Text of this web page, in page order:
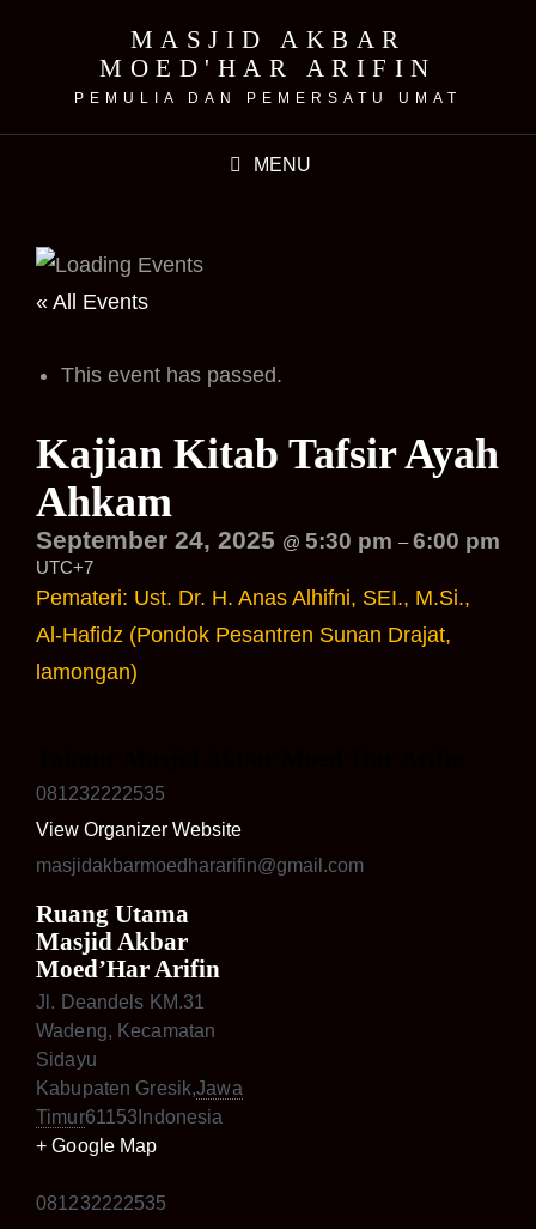
MASJID AKBAR
MOED'HAR ARIFIN
PEMULIA DAN PEMERSATU UMAT
MENU
« All Events
This event has passed.
Kajian Kitab Tafsir Ayah
Ahkam
September 24, 2025 @ 5:30 pm –6:00 pm
UTC+7
Pemateri: Ust. Dr. H. Anas Alhifni, SEI., M.Si.,
Al-Hafidz (Pondok Pesantren Sunan Drajat,
lamongan)
081232222535
View Organizer Website
masjidakbarmoedhararifin@gmail.com
Ruang Utama
Masjid Akbar
Moed’Har Arifin
Jl. Deandels KM.31
Wadeng, Kecamatan
Sidayu
Kabupaten Gresik,Jawa
Timur61153 Indonesia
+ Google Map
081232222535